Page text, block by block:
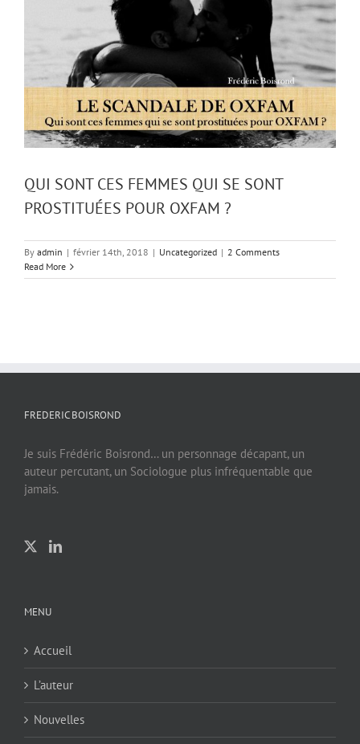
QUI SONT CES FEMMES QUI SE SONT
PROSTITUÉES POUR OXFAM ?
By admin | février 14th, 2018 | Uncategorized | 2 Comments
Read More
FREDERIC BOISROND
Je suis Frédéric Boisrond… un personnage décapant, un
auteur percutant, un Sociologue plus infréquentable que
jamais.
MENU
Accueil
L’auteur
Nouvelles